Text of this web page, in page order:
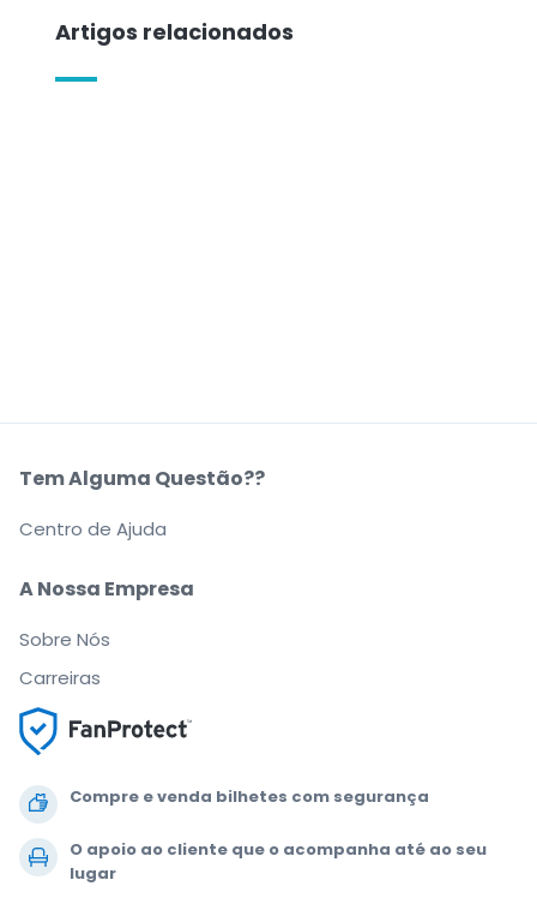
Artigos relacionados
Compre e venda bilhetes com segurança
O apoio ao cliente que o acompanha até ao seu
lugar
A Nossa Empresa
Sobre Nós
Carreiras
Tem Alguma Questão??
Centro de Ajuda